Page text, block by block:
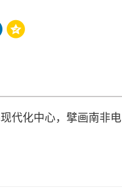
代化中心，擘画南非电